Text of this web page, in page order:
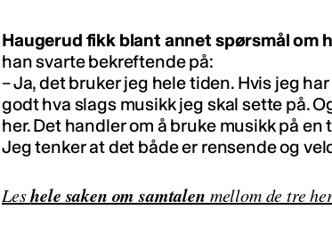
Haugerud fikk blant annet spørsmål om
han svarte bekreftende på:
– Ja, det bruker jeg hele tiden. Hvis jeg
godt hva slags musikk jeg skal sette på.
her. Det handler om å bruke musikk på
Jeg tenker at det både er rensende og
Leshele saken om samtalen mellom de tre